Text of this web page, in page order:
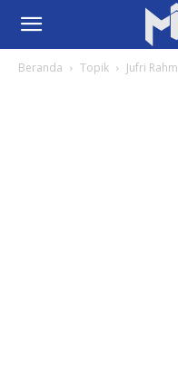
Beranda Topik Jufri